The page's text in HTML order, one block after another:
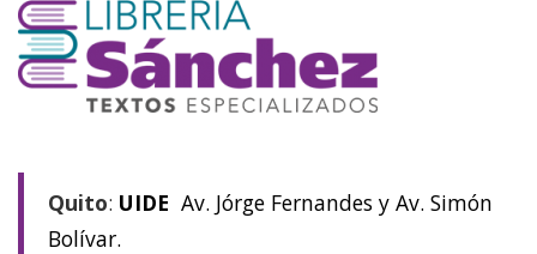
Quito: UIDE Av. Jórge Fernandes y Av. Simón
Bolívar.